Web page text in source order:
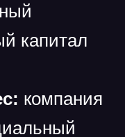
капитал
компания